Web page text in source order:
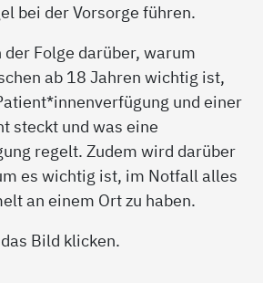
bei der Vorsorge führen.
Folge darüber, warum
ab 18 Jahren wichtig ist,
und einer
steckt und was eine
regelt. Zudem wird darüber
es wichtig ist, im Notfall alles
an einem Ort zu haben.
Bild klicken.